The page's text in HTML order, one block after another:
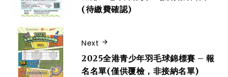
(待繳費確認)
Next
2025全港青少年羽毛球錦標賽 – 報
名名單(僅供覆檢，非接納名單)